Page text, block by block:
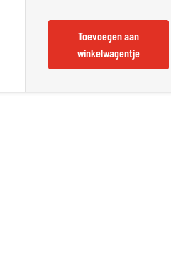
Toevoegen aan
winkelwagentje